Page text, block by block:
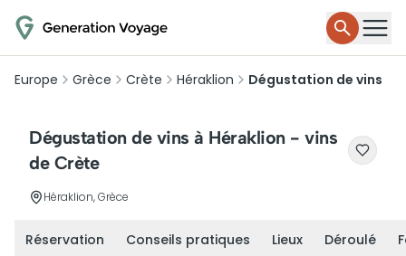
Europe Grèce Crète Héraklion Dégustation de vins
Dégustation de vins à Héraklion - vins
de Crète
Héraklion, Grèce
Réservation Conseils pratiques Lieux Déroulé